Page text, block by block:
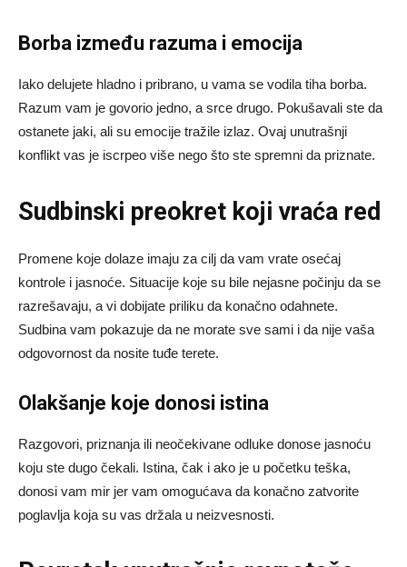
Borba između razuma i emocija
Iako delujete hladno i pribrano, u vama se vodila tiha borba.
Razum vam je govorio jedno, a srce drugo. Pokušavali ste da
ostanete jaki, ali su emocije tražile izlaz. Ovaj unutrašnji
konflikt vas je iscrpeo više nego što ste spremni da priznate.
Sudbinski preokret koji vraća red
Promene koje dolaze imaju za cilj da vam vrate osećaj
kontrole i jasnoće. Situacije koje su bile nejasne počinju da se
razrešavaju, a vi dobijate priliku da konačno odahnete.
Sudbina vam pokazuje da ne morate sve sami i da nije vaša
odgovornost da nosite tuđe terete.
Olakšanje koje donosi istina
Razgovori, priznanja ili neočekivane odluke donose jasnoću
koju ste dugo čekali. Istina, čak i ako je u početku teška,
donosi vam mir jer vam omogućava da konačno zatvorite
poglavlja koja su vas držala u neizvesnosti.